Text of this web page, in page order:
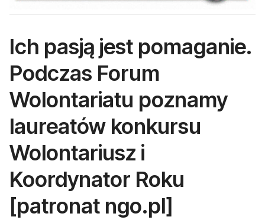
Ich pasją jest pomaganie.
Podczas Forum
Wolontariatu poznamy
laureatów konkursu
Wolontariusz i
Koordynator Roku
[patronat ngo.pl]